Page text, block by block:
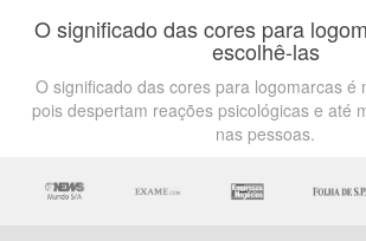
O significado das cores para
escolhê-las
O significado das cores para logomarcas é
pois despertam reações psicológicas e até
nas pessoas.